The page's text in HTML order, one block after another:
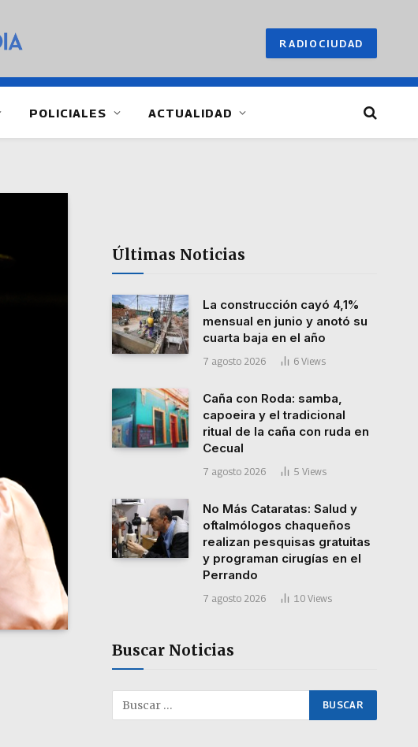
RADIOCIUDAD
POLICIALES ACTUALIDAD
Últimas Noticias
La construcción cayó 4,1%
mensual en junio y anotó su
cuarta baja en el año
7 agosto 2026 6 Views
Caña con Roda: samba,
capoeira y el tradicional
ritual de la caña con ruda en
Cecual
7 agosto 2026 5 Views
No Más Cataratas: Salud y
oftalmólogos chaqueños
realizan pesquisas gratuitas
y programan cirugías en el
Perrando
7 agosto 2026 10 Views
Buscar Noticias